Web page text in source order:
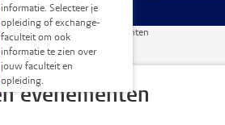
informatie. Selecteer je
opleiding of exchange-
faculteit om ook
informatie te zien over
jouw faculteit en
opleiding.
Workshops en evenementen
evenementen